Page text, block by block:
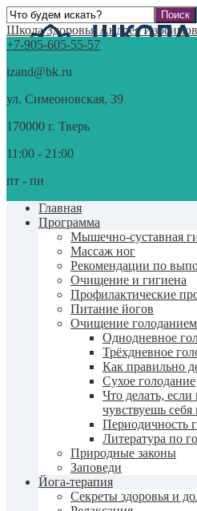
Школа Здоровья Андрея
+7-905-605-55-57
izand@bk.ru
ул. Симеоновская, 39
170000 г. Тверь
11:00 - 21:00
пт - пн
Главная
Программа
Мышечно-суставная
Массаж ног
Рекомендации по
Очищение и гигиена
Профилактические
Питание йогов
Очищение голоданием
Однодневное
Трёхдневное
Как правильно
Сухое голодание
Что делать,
чувствуешь
Периодичность
Литература по
Природные законы
Заповеди
Йога-терапия
Секреты здоровья и